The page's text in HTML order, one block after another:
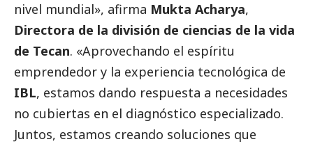
nivel mundial», afirma Mukta Acharya,
Directora de la división de ciencias de la vida
de Tecan. «Aprovechando el espíritu
emprendedor y la experiencia tecnológica de
IBL, estamos dando respuesta a necesidades
no cubiertas en el diagnóstico especializado.
Juntos, estamos creando soluciones que